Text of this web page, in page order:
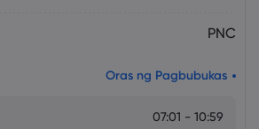
PNC
Oras ng Pagbubukas
07:01 - 10:59